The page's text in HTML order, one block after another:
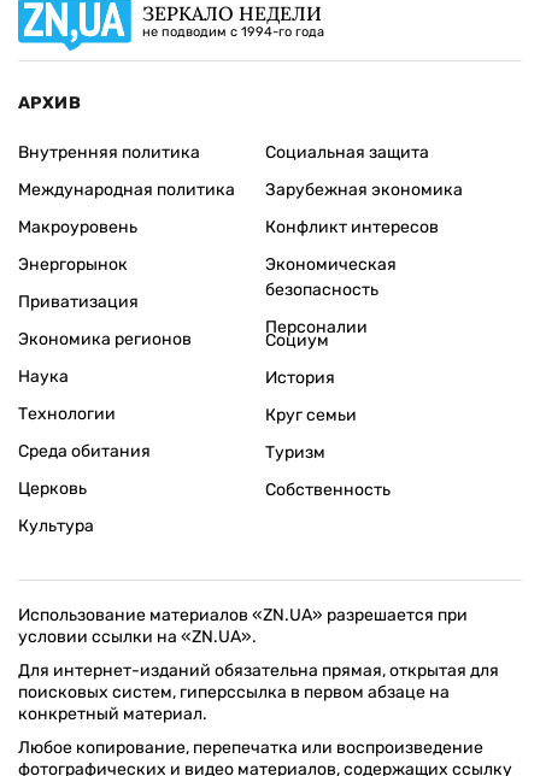
ЗЕРКАЛО НЕДЕЛИ
не подводим с 1994-го года
АРХИВ
Внутренняя политика
Международная политика
Макроуровень
Энергорынок
Приватизация
Экономика регионов
Социальная защита
Зарубежная экономика
Конфликт интересов
Экономическая
безопасность
Персоналии
Наука
Технологии
Среда обитания
Церковь
Культура
Социум
История
Круг семьи
Туризм
Собственность
Использование материалов «ZN.UA» разрешается при
условии ссылки на «ZN.UA».
Для интернет-изданий обязательна прямая, открытая для
поисковых систем, гиперссылка в первом абзаце на
конкретный материал.
Любое копирование, перепечатка или воспроизведение
фотографических и видео материалов, содержащих ссылку